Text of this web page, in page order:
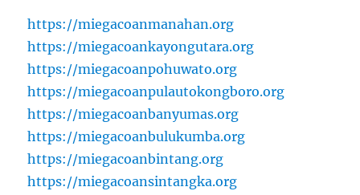
https://miegacoanmanahan.org
https://miegacoankayongutara.org
https://miegacoanpohuwato.org
https://miegacoanpulautokongboro.org
https://miegacoanbanyumas.org
https://miegacoanbulukumba.org
https://miegacoanbintang.org
https://miegacoansintangka.org